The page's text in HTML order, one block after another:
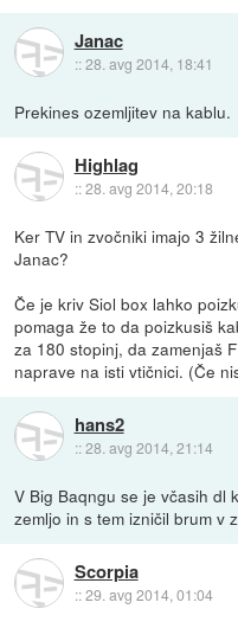
Janac
::28. avg 2014, 18:41
Prekines ozemljitev na kablu.
Highlag
::28. avg 2014, 20:18
Ker TV in zvočniki imajo 3
Janac?
Če je kriv Siol box lahko
pomaga že to da poizkusiš
za 180 stopinj, da zamenjaš
naprave na isti vtičnici. (Če
hans2
::28. avg 2014, 21:14
V Big Baqngu se je včasih dl
zemljo in s tem izničil brum v
Scorpia
::29. avg 2014, 01:04